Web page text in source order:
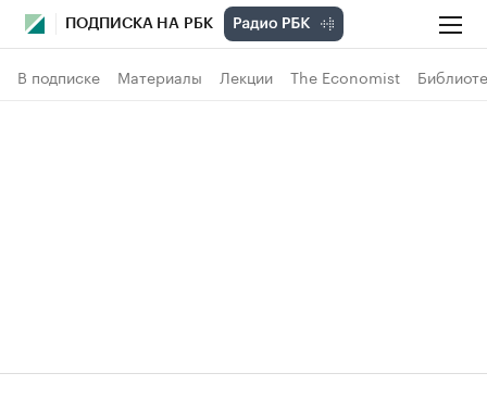
ПОДПИСКА НА РБК
В подписке Материалы Лекции The Economist